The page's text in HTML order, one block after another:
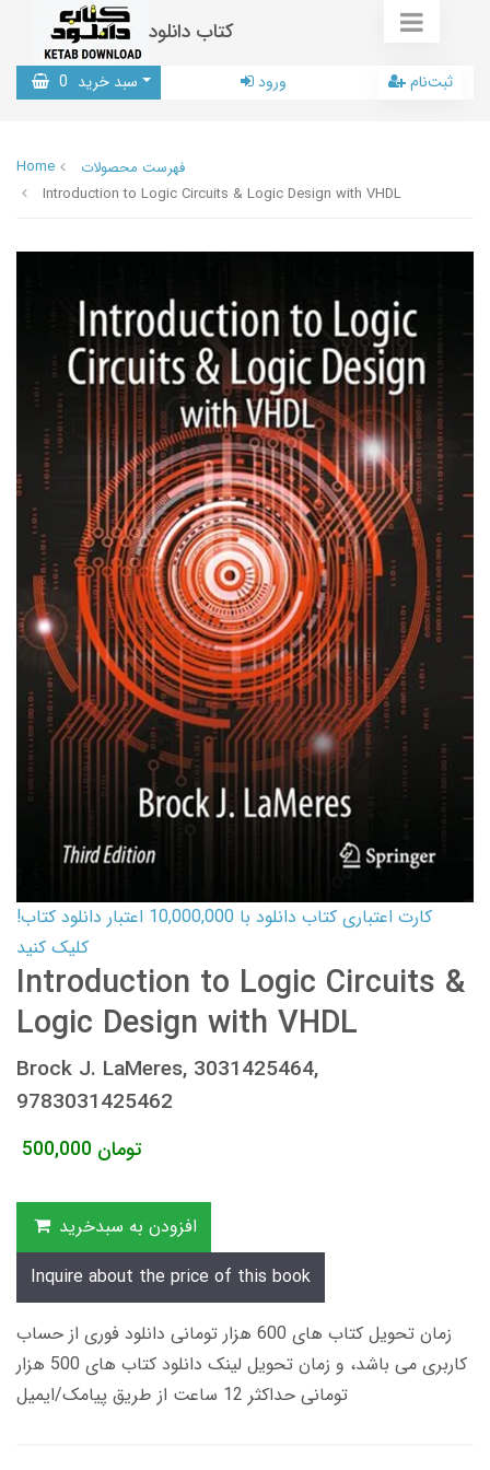
کتاب دانلود
سبد خرید 0 ورود ثبت‌نام
Home
فهرست محصولات
Introduction to Logic Circuits & Logic Design with VHDL
کارت اعتباری کتاب دانلود با 10,000,000 اعتبار دانلود کتاب!
کلیک کنید
Introduction to Logic Circuits &
Logic Design with VHDL
Brock J. LaMeres, 3031425464,
9783031425462
500,000 تومان
افزودن به سبدخرید
Inquire about the price of this book
زمان تحویل کتاب های 600 هزار تومانی دانلود فوری از حساب
کاربری می باشد، و زمان تحویل لینک دانلود کتاب های 500 هزار
تومانی حداکثر 12 ساعت از طریق پیامک/ایمیل